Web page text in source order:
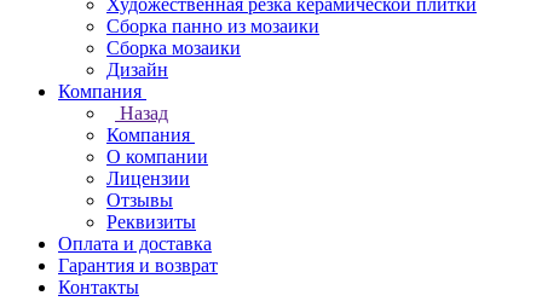
Художественная резка керамической плитки
Сборка панно из мозаики
Сборка мозаики
Дизайн
Компания
Назад
Компания
О компании
Лицензии
Отзывы
Реквизиты
Оплата и доставка
Гарантия и возврат
Контакты